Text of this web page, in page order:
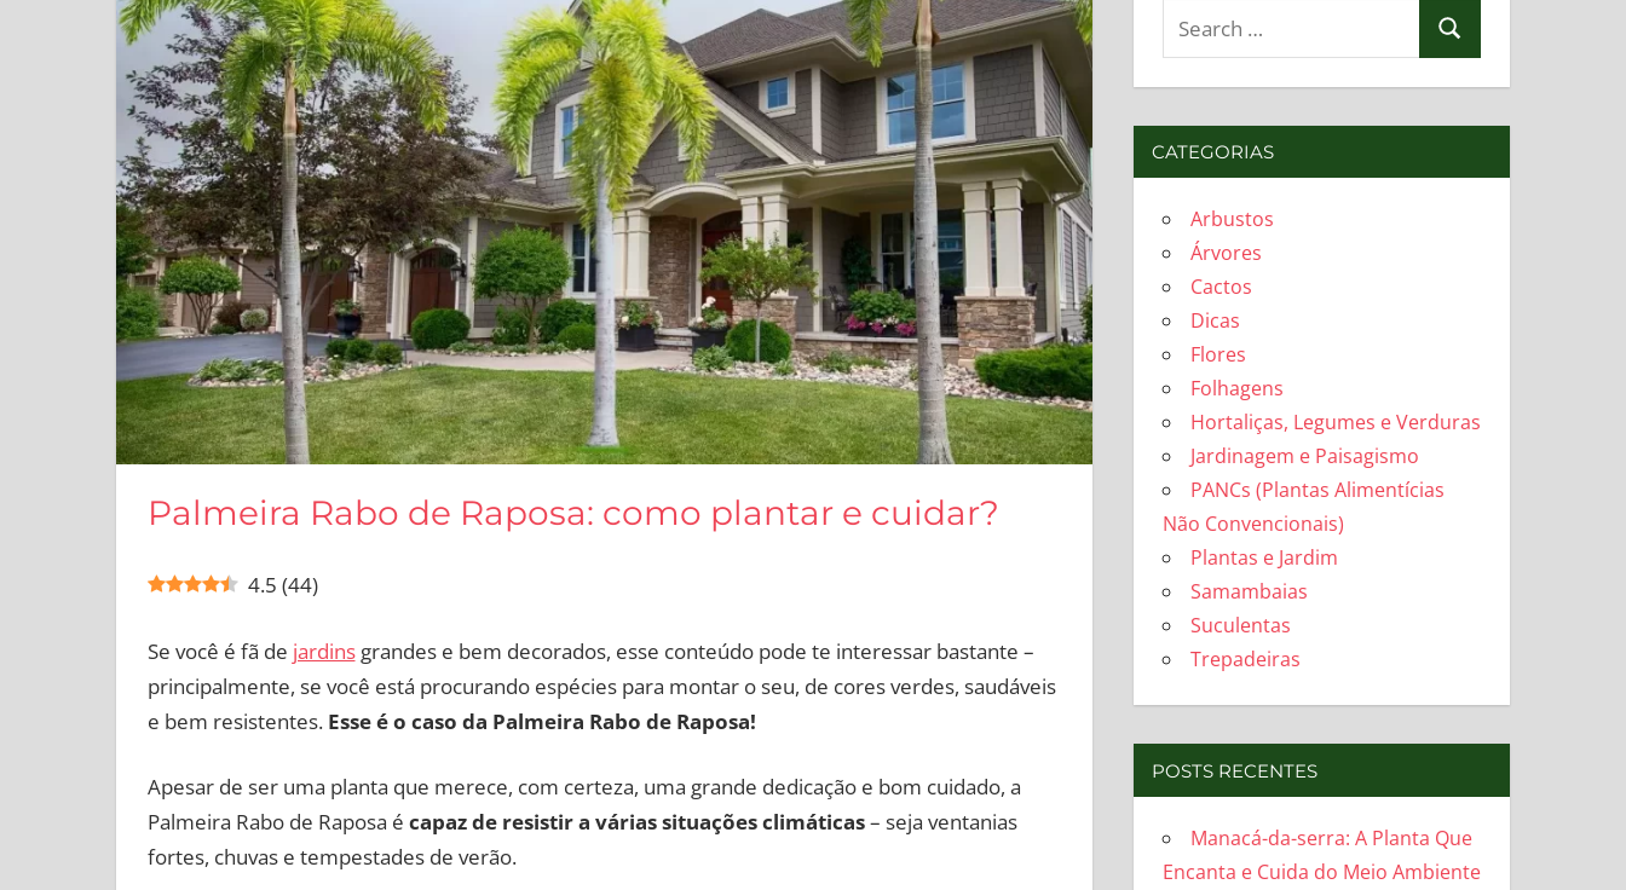
Palmeira Rabo de Raposa: como plantar e cuidar?
4.5 (44)
Se você é fã de jardinsgrandes e bem decorados, esse conteúdo pode te interessar bastante –
principalmente, se você está procurando espécies para montar o seu, de cores verdes, saudáveis
e bem resistentes. Esse é o caso da Palmeira Rabo de Raposa!
Apesar de ser uma planta que merece, com certeza, uma grande dedicação e bom cuidado, a
Palmeira Rabo de Raposa é capaz de resistir a várias situações climáticas– seja ventanias
fortes, chuvas e tempestades de verão.
Search
CATEGORIAS
Arbustos
Árvores
Cactos
Dicas
Flores
Folhagens
Hortaliças, Legumes e Verduras
Jardinagem e Paisagismo
PANCs (Plantas Alimentícias
Não Convencionais)
Plantas e Jardim
Samambaias
Suculentas
Trepadeiras
POSTS RECENTES
Manacá-da-serra: A Planta Que
Encanta e Cuida do Meio Ambiente